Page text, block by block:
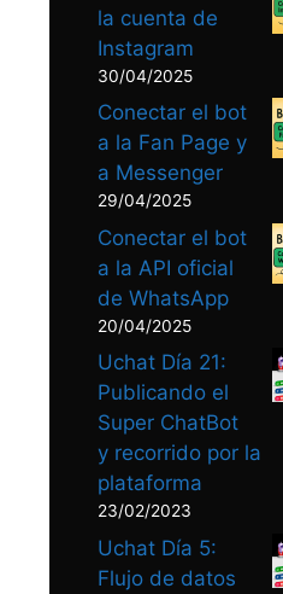
la cuenta de
Instagram
30/04/2025
Conectar el bot
a la Fan Page y
a Messenger
29/04/2025
Conectar el bot
a la API oficial
de WhatsApp
20/04/2025
Uchat Día 21:
Publicando el
Super ChatBot
y recorrido por la
plataforma
23/02/2023
Uchat Día 5:
Flujo de datos